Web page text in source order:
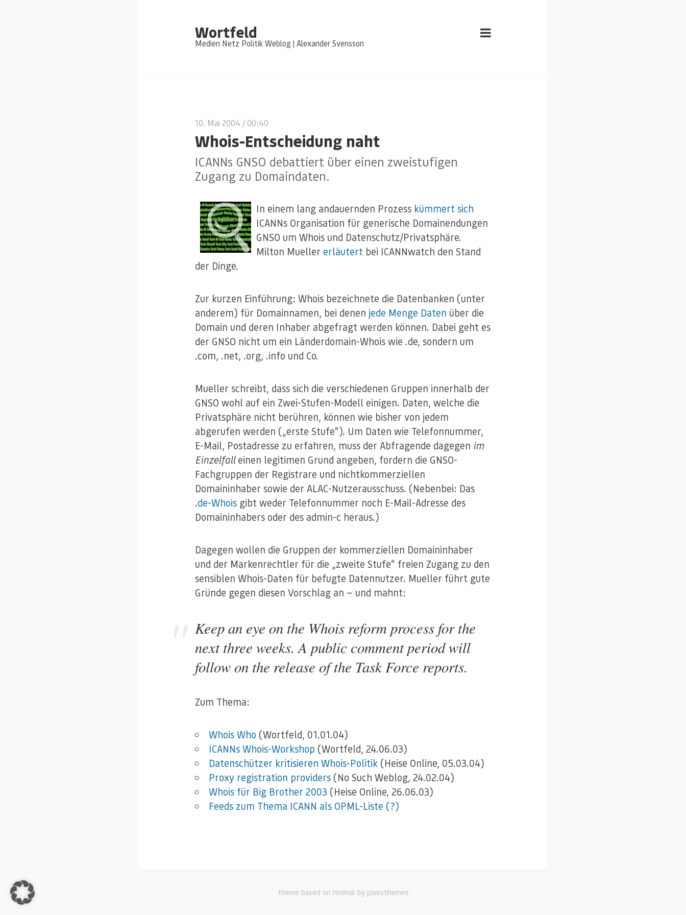
Wortfeld
Medien Netz Politik Weblog | Alexander Svensson
10. Mai 2004 / 00:40
Whois-Entscheidung naht
ICANNs GNSO debattiert über einen zweistufigen
Zugang zu Domaindaten.
In einem lang andauernden Prozess kümmert sich
ICANNs Organisation für generische Domainendungen
GNSO um Whois und Datenschutz/Privatsphäre.
Milton Mueller erläutert bei ICANNwatch den Stand
der Dinge.
Zur kurzen Einführung: Whois bezeichnete die Datenbanken (unter
anderem) für Domainnamen, bei denen jede Menge Daten über die
Domain und deren Inhaber abgefragt werden können. Dabei geht es
der GNSO nicht um ein Länderdomain-Whois wie .de, sondern um
.com, .net, .org, .info und Co.
Mueller schreibt, dass sich die verschiedenen Gruppen innerhalb der
GNSO wohl auf ein Zwei-Stufen-Modell einigen. Daten, welche die
Privatsphäre nicht berühren, können wie bisher von jedem
abgerufen werden („erste Stufe“). Um Daten wie Telefonnummer,
E-Mail, Postadresse zu erfahren, muss der Abfragende dagegen im
Einzelfalleinen legitimen Grund angeben, fordern die GNSO-
Fachgruppen der Registrare und nichtkommerziellen
Domaininhaber sowie der ALAC-Nutzerausschuss. (Nebenbei: Das
.de-Whois gibt weder Telefonnummer noch E-Mail-Adresse des
Domaininhabers oder des admin-c heraus.)
Dagegen wollen die Gruppen der kommerziellen Domaininhaber
und der Markenrechtler für die „zweite Stufe“ freien Zugang zu den
sensiblen Whois-Daten für befugte Datennutzer. Mueller führt gute
Gründe gegen diesen Vorschlag an — und mahnt:
Keep an eye on the Whois reform process for the
next three weeks. A public comment period will
follow on the release of the Task Force reports.
Zum Thema:
Whois Who (Wortfeld, 01.01.04)
ICANNs Whois-Workshop (Wortfeld, 24.06.03)
Datenschützer kritisieren Whois-Politik (Heise Online, 05.03.04)
Proxy registration providers (No Such Weblog, 24.02.04)
Whois für Big Brother 2003 (Heise Online, 26.06.03)
Feeds zum Thema ICANN als OPML-Liste (?)
theme based on hinimal by pixesthemes